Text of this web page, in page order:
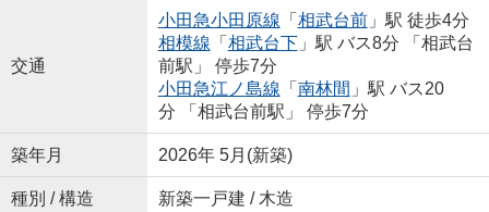
交通
小田急小田原線 「 相武台前」駅 徒歩4分
相模線 「 相武台下」駅 バス8分 「相武台
前駅」 停歩7分
小田急江ノ島線 「 南林間 」駅 バス20
分 「相武台前駅」 停歩7分
築年月 2026年 5月(新築)
種別 / 構造 新築一戸建 / 木造